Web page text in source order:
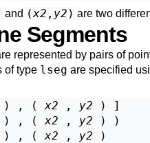
and (x2 , y2 ) are two
Segments
represented by pairs of
of type lseg are specified
) , ( x2 , y2 ) ]
) , ( x2 , y2 ) )
) , ( x2 , y2 )